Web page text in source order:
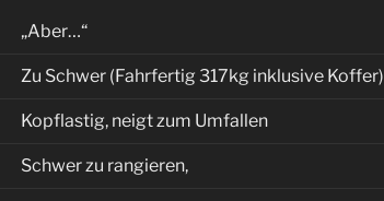
„Aber…“
Zu Schwer (Fahrfertig 317kg inklusive Koffer)
Kopflastig, neigt zum Umfallen
Schwer zu rangieren,